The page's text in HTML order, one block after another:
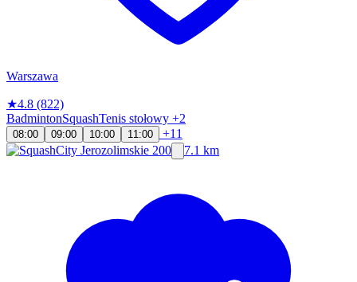
Warszawa
★4.8 (822)
BadmintonSquashTenis stołowy +2
08:00 09:00 10:00 11:00
+11
7.1 km